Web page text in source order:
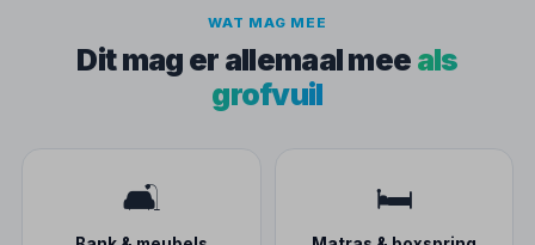
WAT MAG MEE
Dit mag er allemaal mee als
grofvuil
🛋️ 🛏️